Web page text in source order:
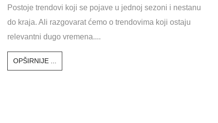
Postoje trendovi koji se pojave u jednoj sezoni i nestanu
do kraja. Ali razgovarat ćemo o trendovima koji ostaju
relevantni dugo vremena....
OPŠIRNIJE ...